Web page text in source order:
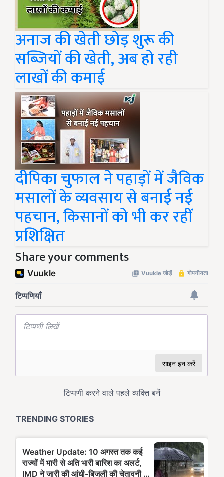
अनाज की खेती छोड़ शुरू की
सब्जियों की खेती, अब हो रही
लाखों की कमाई
दीपिका चुफाल ने पहाड़ों में जैविक
मसालों के व्यवसाय से बनाई नई
पहचान, किसानों को भी कर रहीं
प्रशिक्षित
Share your comments